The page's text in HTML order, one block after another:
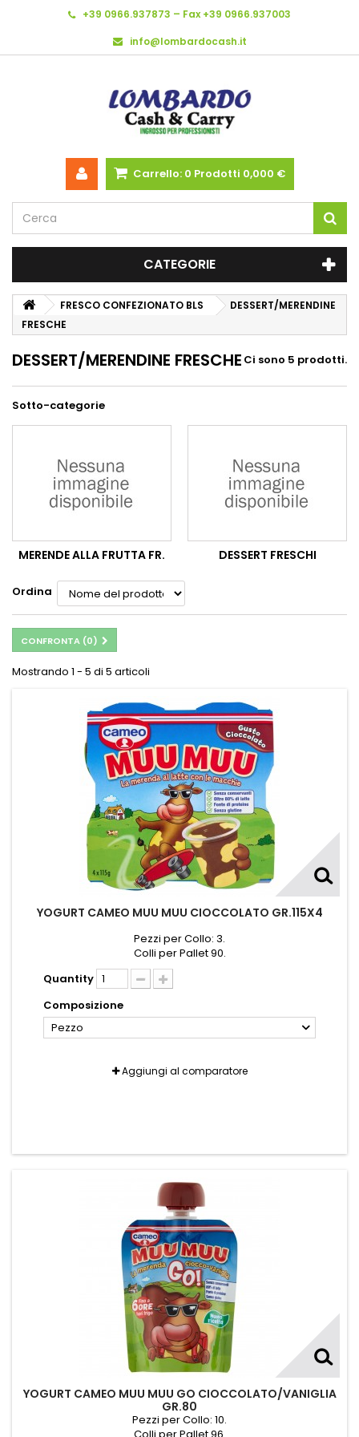
+39 0966.937873 – Fax +39 0966.937003
info@lombardocash.it
Carrello: 0 Prodotti 0,000 €
CATEGORIE
FRESCO CONFEZIONATO BLS
DESSERT/MERENDINE
FRESCHE
DESSERT/MERENDINE FRESCHE Ci sono 5 prodotti.
Sotto-categorie
MERENDE ALLA FRUTTA FR. DESSERT FRESCHI
Ordina
CONFRONTA (0)
Mostrando 1 - 5 di 5 articoli
YOGURT CAMEO MUU MUU CIOCCOLATO GR.115X4
Pezzi per Collo: 3.
Colli per Pallet 90.
Quantity
Composizione
Pezzo
Aggiungi al comparatore
YOGURT CAMEO MUU MUU GO CIOCCOLATO/VANIGLIA
GR.80
Pezzi per Collo: 10.